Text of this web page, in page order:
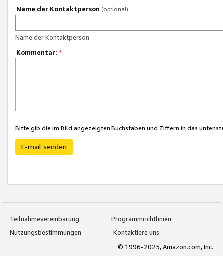
Name der Kontaktperson (optional)
Name der Kontaktperson
Kommentar: *
Bitte gib die im Bild angezeigten Buchstaben und Ziffern in das
E-mail senden
Teilnahmevereinbarung
Programmrichtlinien
Nutzungsbestimmungen
Kontaktiere uns
© 1996-2025, Amazon.com, Inc.